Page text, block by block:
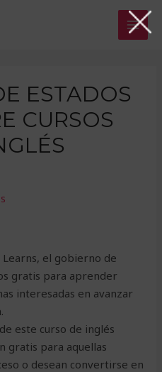
ESTADOS
CURSOS
el gobierno de
gratis para aprender
interesadas en avanzar
este curso de inglés
gratis para aquellas
o desean convertirse en